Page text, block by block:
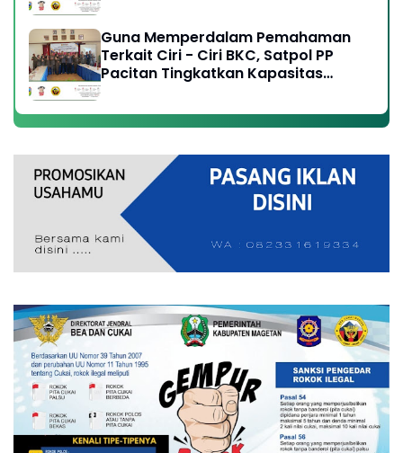
Guna Memperdalam Pemahaman
Terkait Ciri - Ciri BKC, Satpol PP
Pacitan Tingkatkan Kapasitas
Ilegal